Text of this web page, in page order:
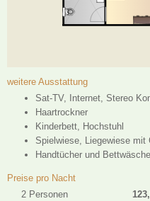
weitere Ausstattung
Sat-TV, Internet, Stereo
Haartrockner
Kinderbett, Hochstuhl
Spielwiese, Liegewiese mit
Handtücher und
Preise pro Nacht
2 Personen